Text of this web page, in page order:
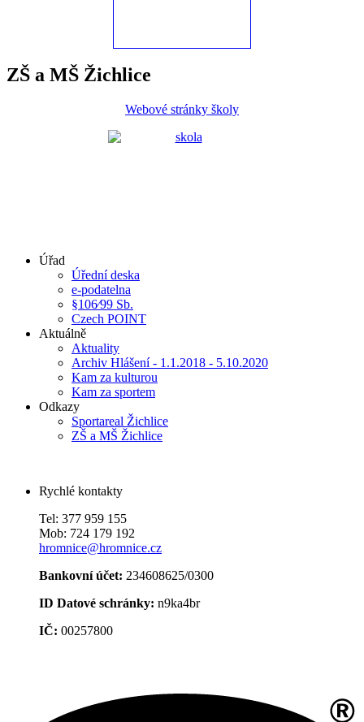
ZŠ a MŠ Žichlice
Webové stránky školy
Úřad
Úřední deska
e-podatelna
§106⁄99 Sb.
Czech POINT
Aktuálně
Aktuality
Archiv Hlášení - 1.1.2018 - 5.10.2020
Kam za kulturou
Kam za sportem
Odkazy
Sportareal Žichlice
ZŠ a MŠ Žichlice
Rychlé kontakty
Tel: 377 959 155
Mob: 724 179 192
hromnice@hromnice.cz
Bankovní účet: 234608625/0300
ID Datové schránky: n9ka4br
IČ: 00257800